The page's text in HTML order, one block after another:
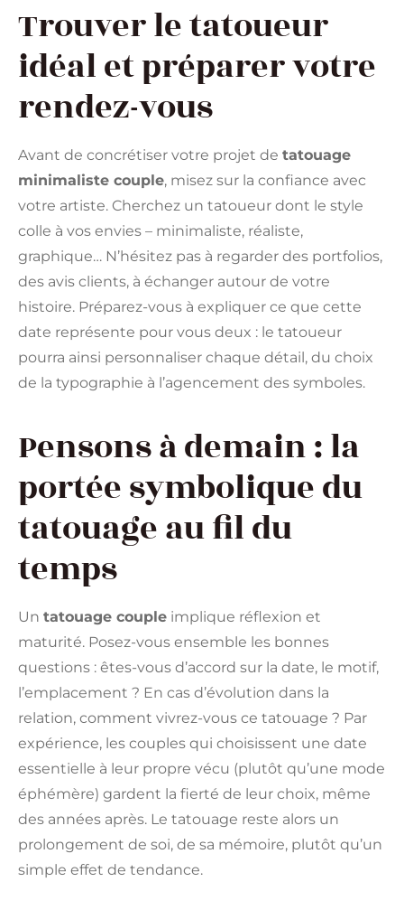
Trouver le tatoueur
idéal et préparer votre
rendez-vous
Avant de concrétiser votre projet de tatouage
minimaliste couple, misez sur la confiance avec
votre artiste. Cherchez un tatoueur dont le style
colle à vos envies – minimaliste, réaliste,
graphique… N’hésitez pas à regarder des portfolios,
des avis clients, à échanger autour de votre
histoire. Préparez-vous à expliquer ce que cette
date représente pour vous deux : le tatoueur
pourra ainsi personnaliser chaque détail, du choix
de la typographie à l’agencement des symboles.
Pensons à demain : la
portée symbolique du
tatouage au fil du
temps
Un tatouage couple implique réflexion et
maturité. Posez-vous ensemble les bonnes
questions : êtes-vous d’accord sur la date, le motif,
l’emplacement ? En cas d’évolution dans la
relation, comment vivrez-vous ce tatouage ? Par
expérience, les couples qui choisissent une date
essentielle à leur propre vécu (plutôt qu’une mode
éphémère) gardent la fierté de leur choix, même
des années après. Le tatouage reste alors un
prolongement de soi, de sa mémoire, plutôt qu’un
simple effet de tendance.